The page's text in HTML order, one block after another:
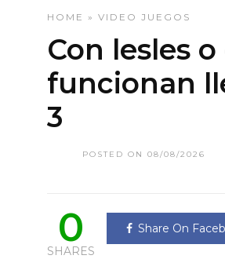
HOME » VIDEO JUEGOS
Con lesles
funcionan
3
POSTED ON 08/08/2026
0
SHARES
Share On